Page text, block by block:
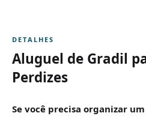
DETALHES
Aluguel de Gradil
Perdizes
Se você precisa organizar